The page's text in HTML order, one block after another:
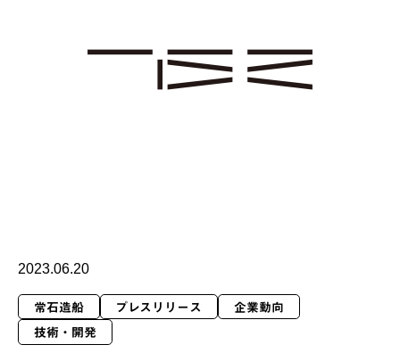
2023.06.20
常石造船 プレスリリース
企業動向
技術・開発